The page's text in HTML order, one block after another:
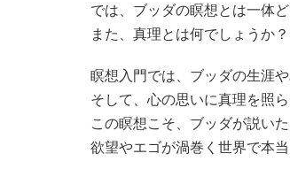
では、ブッダの瞑想とは一体
また、真理とは何でしょうか？
瞑想入門では、ブッダの生涯
そして、心の思いに真理を照
この瞑想こそ、ブッダが説い
欲望やエゴが渦巻く世界で本